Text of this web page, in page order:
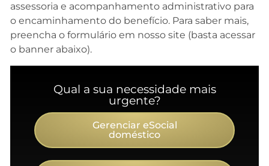
assessoria e acompanhamento administrativo para
o encaminhamento do benefício. Para saber mais,
preencha o formulário em nosso site (basta acessar
o banner abaixo).
Qual a sua necessidade mais
urgente?
Gerenciar eSocial
doméstico